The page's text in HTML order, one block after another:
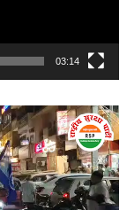
03:14